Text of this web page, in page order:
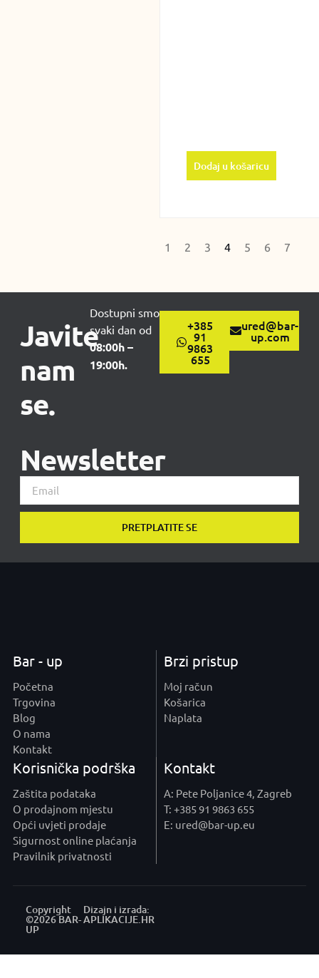
Dodaj u košaricu
1 2 3 4 5 6 7
Javite
nam
se.
Dostupni smo
svaki dan od
08:00h –
19:00h.
+385
91
9863
655
ured@bar-
up.com
Newsletter
PRETPLATITE SE
Bar - up
Početna
Trgovina
Blog
O nama
Kontakt
Brzi pristup
Moj račun
Košarica
Naplata
Korisnička podrška
Zaštita podataka
O prodajnom mjestu
Opći uvjeti prodaje
Sigurnost online plaćanja
Pravilnik privatnosti
Kontakt
A: Pete Poljanice 4, Zagreb
T: +385 91 9863 655
E: ured@bar-up.eu
Copyright
©2026 BAR-
UP
Dizajn i izrada:
APLIKACIJE.HR